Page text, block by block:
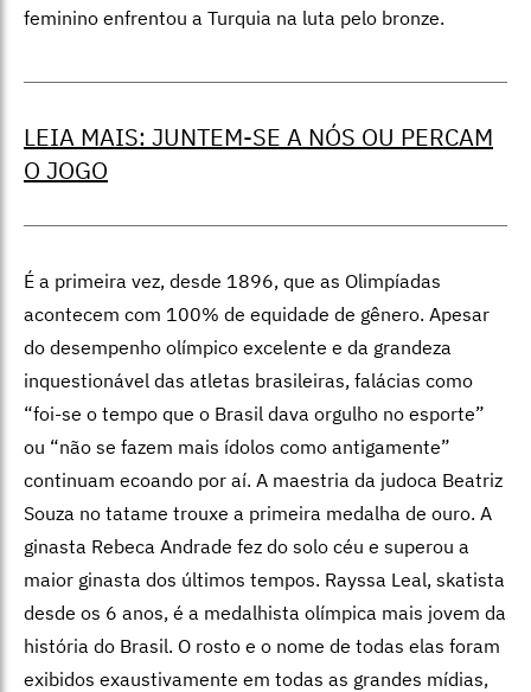
feminino enfrentou a Turquia na luta pelo bronze.
LEIA MAIS: JUNTEM-SE A NÓS OU PERCAM
O JOGO
É a primeira vez, desde 1896, que as Olimpíadas
acontecem com 100% de equidade de gênero. Apesar
do desempenho olímpico excelente e da grandeza
inquestionável das atletas brasileiras, falácias como
“foi-se o tempo que o Brasil dava orgulho no esporte”
ou “não se fazem mais ídolos como antigamente”
continuam ecoando por aí. A maestria da judoca Beatriz
Souza no tatame trouxe a primeira medalha de ouro. A
ginasta Rebeca Andrade fez do solo céu e superou a
maior ginasta dos últimos tempos. Rayssa Leal, skatista
desde os 6 anos, é a medalhista olímpica mais jovem da
história do Brasil. O rosto e o nome de todas elas foram
exibidos exaustivamente em todas as grandes mídias,